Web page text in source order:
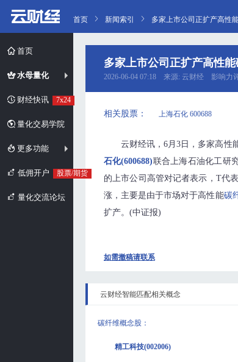
首页
水母量化
财经快讯 7x24
量化交易学院
更多功能
低佣开户 股票/期货
量化交流论坛
首页 新闻索引 多家上市公司正扩产高性
多家上市公司正扩产高性
2026-06-04 07:18 来源: 云财经 影响力
相关股票： 上海石化 600688
云财经讯，6月3日，多家高性
石化(600688)联合上海石油化工研
的上市公司高管对记者表示，T代
涨，主要是由于市场对于高性能碳
扩产。(中证报)
如需撤稿请联系
云财经智能匹配相关概念
碳纤维概念股 ：
精工科技(002006)